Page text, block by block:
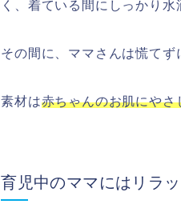
く、着ている間にしっかり水
その間に、ママさんは慌てず
素材は赤ちゃんのお肌にや
育児中のママにはリラ